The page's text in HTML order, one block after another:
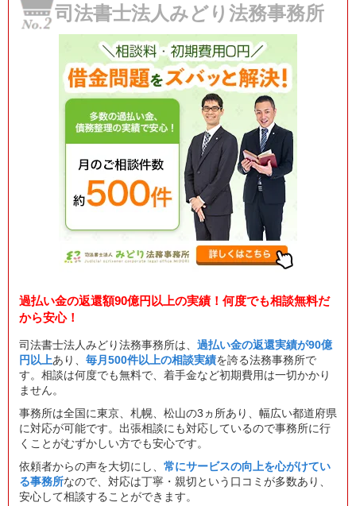
司法書士法人みどり法務事務所
過払い金の返還額90億円以上の実績！何度でも相談無料だ
から安心！
司法書士法人みどり法務事務所は、 過払い金の返還実績が90億
円以上あり、 毎月500件以上の相談実績を誇る法務事務所で
す。相談は何度でも無料で、着手金など初期費用は一切かかり
ません。
事務所は全国に東京、札幌、松山の3ヵ所あり、幅広い都道府県
に対応が可能です。出張相談にも対応しているので事務所に行
くことがむずかしい方でも安心です。
依頼者からの声を大切にし、 常にサービスの向上を心がけてい
る事務所なので、対応は丁寧・親切という口コミが多数あり、
安心して相談することができます。